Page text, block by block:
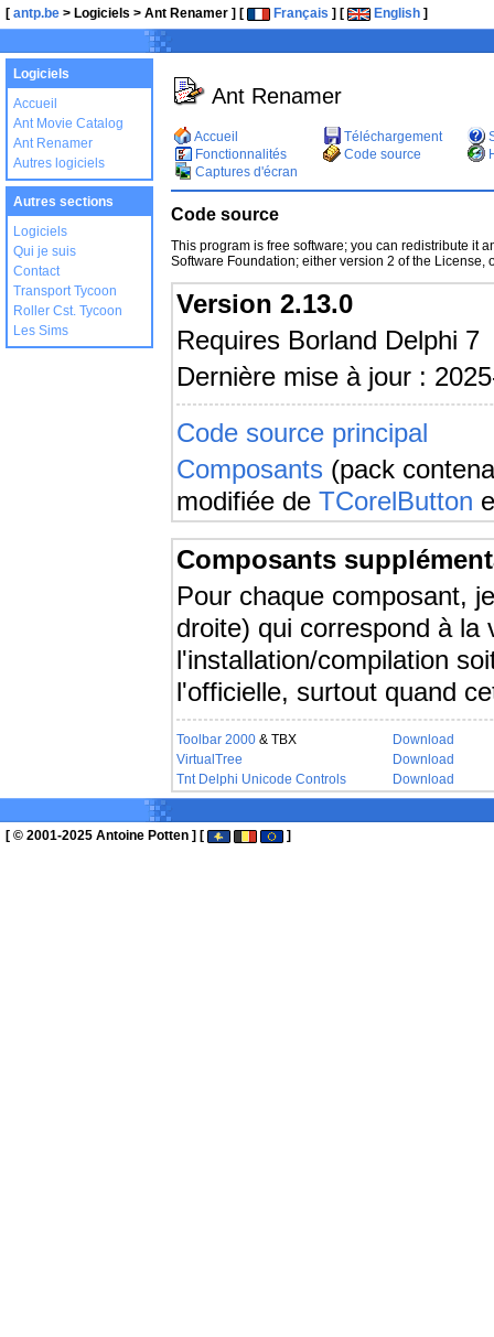
[ antp.be > Logiciels > Ant Renamer ] [ Français ] [ English ]
Logiciels
Accueil
Ant Movie Catalog
Ant Renamer
Autres logiciels
Autres sections
Logiciels
Qui je suis
Contact
Transport Tycoon
Roller Cst. Tycoon
Les Sims
Ant Renamer
Accueil
Fonctionnalités
Captures d'écran
Téléchargement
Code source
Code source
This program is free software; you can redistribute it
Software Foundation; either version 2 of the License,
Version 2.13.0
Requires Borland Delphi 7
Dernière mise à jour :
Code source principal
Composants (pack
modifiée de TCorelButton
Composants
Pour chaque composant,
droite) qui correspond à la
l'installation/compilation
l'officielle, surtout quand
Toolbar 2000 & TBX
Download
VirtualTree
Download
Tnt Delphi Unicode Controls
Download
[ © 2001-2025 Antoine Potten ] [ ]